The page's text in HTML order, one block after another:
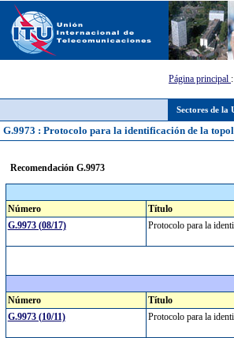
Sectores de la
Página principal :
G.9973 : Protocolo para la identificación de la
Recomendación G.9973
Número
Título
G.9973 (08/17)
Protocolo para la
Número
Título
G.9973 (10/11)
Protocolo para la